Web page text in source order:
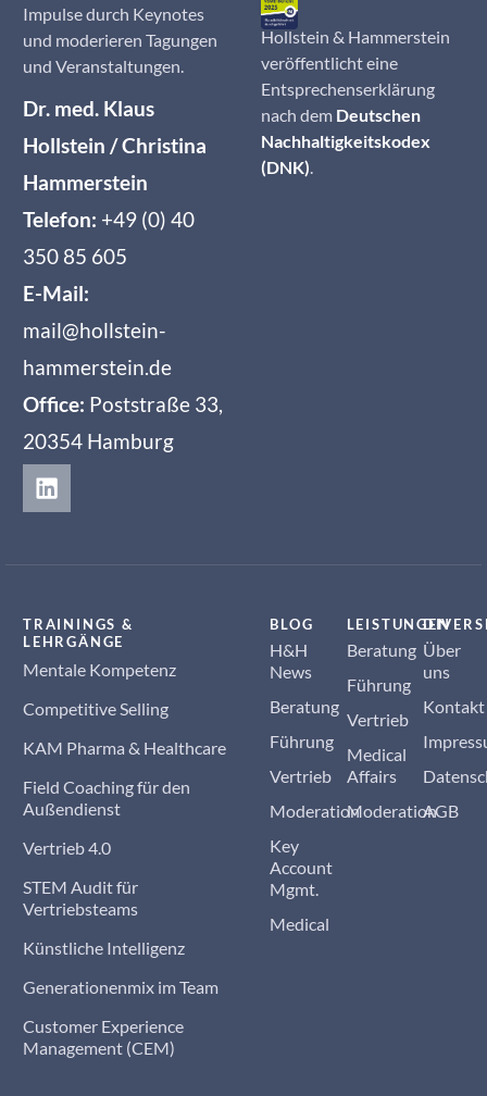
Impulse durch Keynotes
und moderieren Tagungen
und Veranstaltungen.
Dr. med. Klaus
Hollstein / Christina
Hammerstein
Telefon: +49 (0) 40
350 85 605
E-Mail:
mail@hollstein-
hammerstein.de
Office: Poststraße 33,
20354 Hamburg
Hollstein & Hammerstein
veröffentlicht eine
Entsprechenserklärung
nach dem Deutschen
Nachhaltigkeitskodex
(DNK)
TRAININGS &
LEHRGÄNGE
Mentale Kompetenz
Competitive Selling
KAM Pharma & Healthcare
Field Coaching für den
Außendienst
Vertrieb 4.0
STEM Audit für
Vertriebsteams
Künstliche Intelligenz
Generationenmix im Team
Customer Experience
Management (CEM)
BLOG
H&H
News
Beratung
Führung
Vertrieb
Moderation
Key
Account
Mgmt.
Medical
LEISTUNGEN
Beratung
Führung
Vertrieb
Medical
Affairs
Moderation
Über
uns
Kontakt
AGB